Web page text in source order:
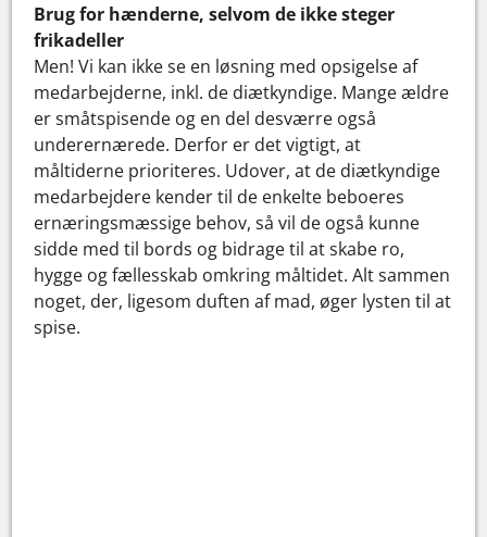
Brug for hænderne, selvom de ikke steger
frikadeller
Men! Vi kan ikke se en løsning med opsigelse af
medarbejderne, inkl. de diætkyndige. Mange ældre
er småtspisende og en del desværre også
underernærede. Derfor er det vigtigt, at
måltiderne prioriteres. Udover, at de diætkyndige
medarbejdere kender til de enkelte beboeres
ernæringsmæssige behov, så vil de også kunne
sidde med til bords og bidrage til at skabe ro,
hygge og fællesskab omkring måltidet. Alt sammen
noget, der, ligesom duften af mad, øger lysten til at
spise.